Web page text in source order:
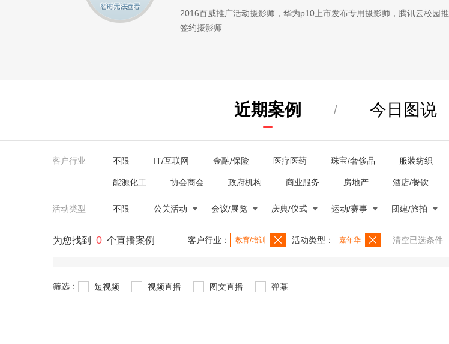
2016百威推广活动摄影师，华为p10上市发布专用摄影师，腾讯云校园
签约摄影师
近期案例 / 今日图说
客户行业 不限 IT/互联网 金融/保险 医疗医药 珠宝/奢侈品 服装纺织
能源化工 协会商会 政府机构 商业服务 房地产 酒店/餐饮
活动类型 不限 公关活动 会议/展览 庆典/仪式 运动/赛事 团建/旅拍
为您找到 0 个直播案例 客户行业： 教育/培训 活动类型： 嘉年华 清空已选条件
筛选： 短视频 视频直播 图文直播 弹幕